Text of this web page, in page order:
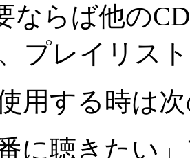
らば他の
プレイリス
用する時は
に聴きたい